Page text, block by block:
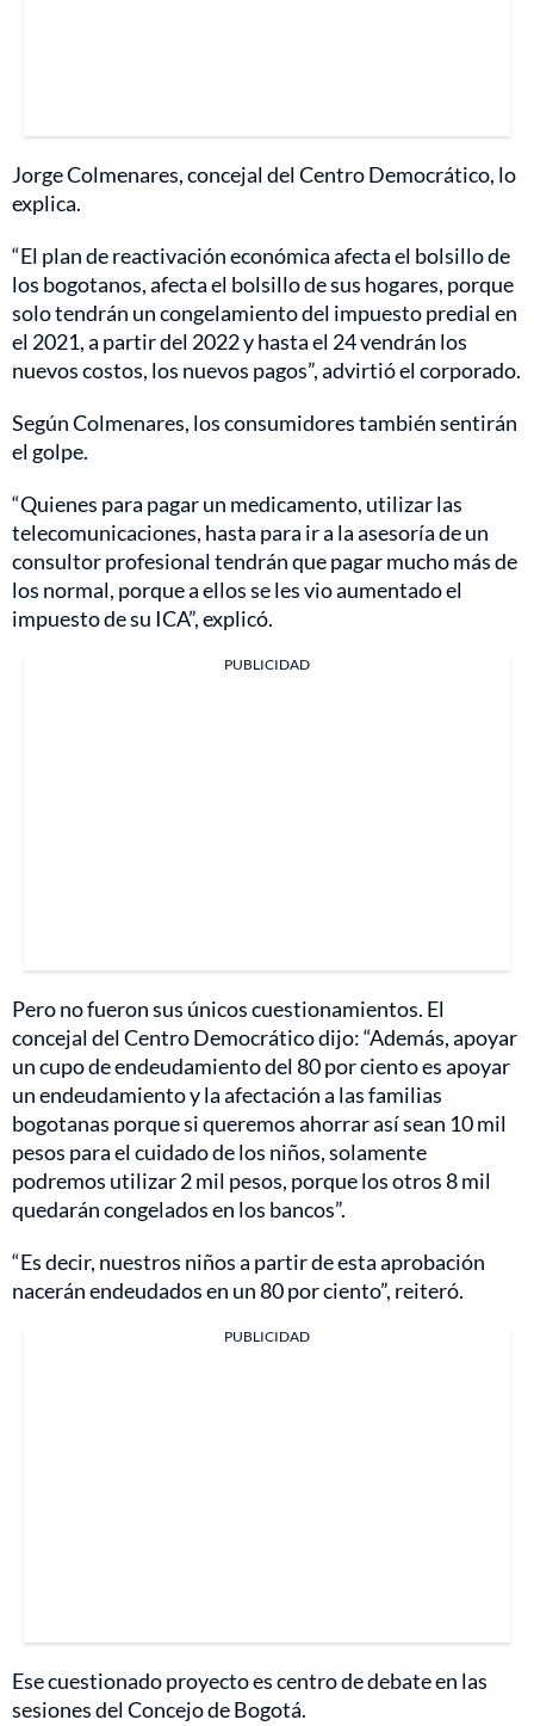
Jorge Colmenares, concejal del Centro Democrático, lo
explica.
“El plan de reactivación económica afecta el bolsillo de
los bogotanos, afecta el bolsillo de sus hogares, porque
solo tendrán un congelamiento del impuesto predial en
el 2021, a partir del 2022 y hasta el 24 vendrán los
nuevos costos, los nuevos pagos”, advirtió el corporado.
Según Colmenares, los consumidores también sentirán
el golpe.
“Quienes para pagar un medicamento, utilizar las
telecomunicaciones, hasta para ir a la asesoría de un
consultor profesional tendrán que pagar mucho más de
los normal, porque a ellos se les vio aumentado el
impuesto de su ICA”, explicó.
PUBLICIDAD
Pero no fueron sus únicos cuestionamientos. El
concejal del Centro Democrático dijo: “Además, apoyar
un cupo de endeudamiento del 80 por ciento es apoyar
un endeudamiento y la afectación a las familias
bogotanas porque si queremos ahorrar así sean 10 mil
pesos para el cuidado de los niños, solamente
podremos utilizar 2 mil pesos, porque los otros 8 mil
quedarán congelados en los bancos”.
“Es decir, nuestros niños a partir de esta aprobación
nacerán endeudados en un 80 por ciento”, reiteró.
PUBLICIDAD
Ese cuestionado proyecto es centro de debate en las
sesiones del Concejo de Bogotá.